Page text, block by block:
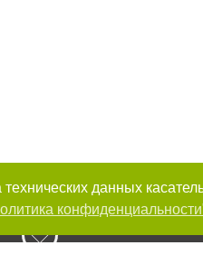
данных